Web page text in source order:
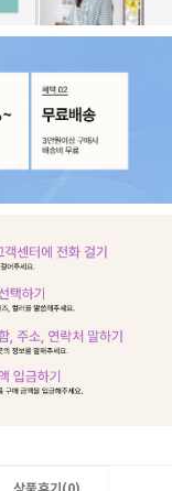
상품후기(0)